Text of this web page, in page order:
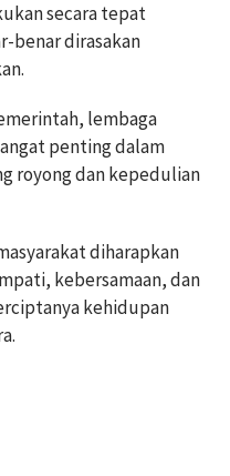
secara tepat
benar dirasakan
lembaga
penting dalam
royong dan kepedulian
diharapkan
kebersamaan, dan
kehidupan